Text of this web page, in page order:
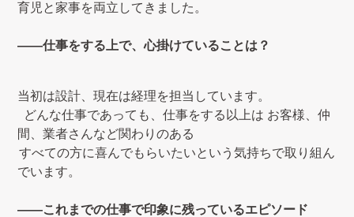
育児と家事を両立してきました。
――仕事をする上で、心掛けていることは？
当初は設計、現在は経理を担当しています。
どんな仕事であっても、仕事をする以上は お客様、仲
間、業者さんなど関わりのある
すべての方に喜んでもらいたいという気持ちで取り組ん
でいます。
――これまでの仕事で印象に残っているエピソード